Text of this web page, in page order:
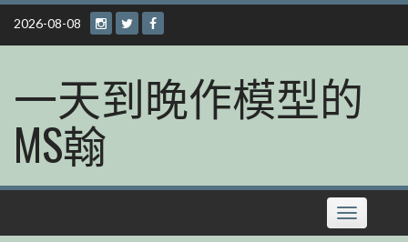
Skip
content
2026-08-08
一天到晚作模型的
MS翰
Toggle
navigation